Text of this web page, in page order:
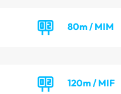
80m / MIM
120m / MIF